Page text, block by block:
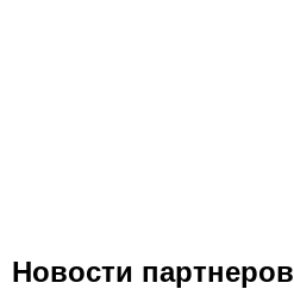
Новости партнеров